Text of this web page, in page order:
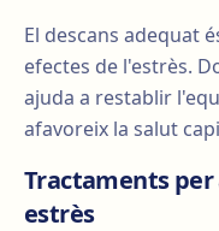
El descans adequat
efectes de l'estrès.
ajuda a restablir
afavoreix la salut
Tractaments per
estrès